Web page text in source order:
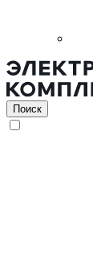
Поиск